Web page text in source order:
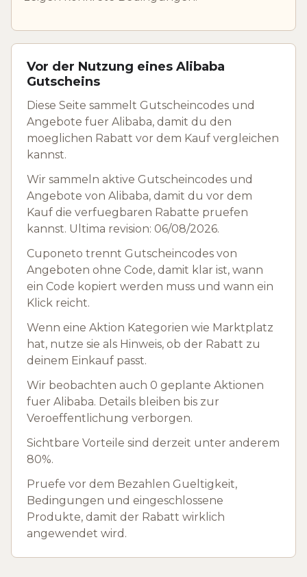
Vor der Nutzung eines Alibaba
Gutscheins
Diese Seite sammelt Gutscheincodes und
Angebote fuer Alibaba, damit du den
moeglichen Rabatt vor dem Kauf vergleichen
kannst.
Wir sammeln aktive Gutscheincodes und
Angebote von Alibaba, damit du vor dem
Kauf die verfuegbaren Rabatte pruefen
kannst. Ultima revision: 06/08/2026.
Cuponeto trennt Gutscheincodes von
Angeboten ohne Code, damit klar ist, wann
ein Code kopiert werden muss und wann ein
Klick reicht.
Wenn eine Aktion Kategorien wie Marktplatz
hat, nutze sie als Hinweis, ob der Rabatt zu
deinem Einkauf passt.
Wir beobachten auch 0 geplante Aktionen
fuer Alibaba. Details bleiben bis zur
Veroeffentlichung verborgen.
Sichtbare Vorteile sind derzeit unter anderem
80%.
Pruefe vor dem Bezahlen Gueltigkeit,
Bedingungen und eingeschlossene
Produkte, damit der Rabatt wirklich
angewendet wird.